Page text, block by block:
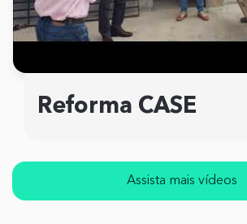
Reforma CASE
Assista mais vídeos